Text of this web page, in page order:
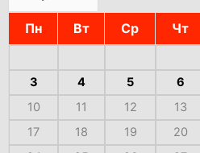
Пн Вт Ср Чт
3
4 5 6
10
11 12 13
17
18 19 20